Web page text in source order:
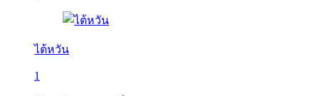
ไต้หวัน
1